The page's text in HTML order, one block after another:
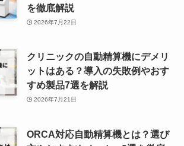
を徹底解説
2026年7月22日
クリニックの自動精算機にデメリ
ットはある？導入の失敗例やおす
すめ製品7選を解説
2026年7月21日
ORCA対応自動精算機とは？選び